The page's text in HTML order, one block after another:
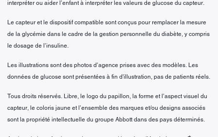
interpréter ou aider l’enfant à interpréter les valeurs de glucose du capteur.
Le capteur et le dispositif compatible sont conçus pour remplacer la mesure
de la glycémie dans le cadre de la gestion personnelle du diabète, y compris
le dosage de l’insuline.
Les illustrations sont des photos d’agence prises avec des modèles. Les
données de glucose sont présentées à fin d'illustration, pas de patients réels.
Tous droits réservés. Libre, le logo du papillon, la forme et l’aspect visuel du
capteur, le coloris jaune et l’ensemble des marques et/ou designs associés
sont la propriété intellectuelle du groupe Abbott dans des pays déterminés.